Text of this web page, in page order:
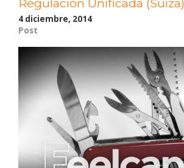
4 diciembre, 2014
Post